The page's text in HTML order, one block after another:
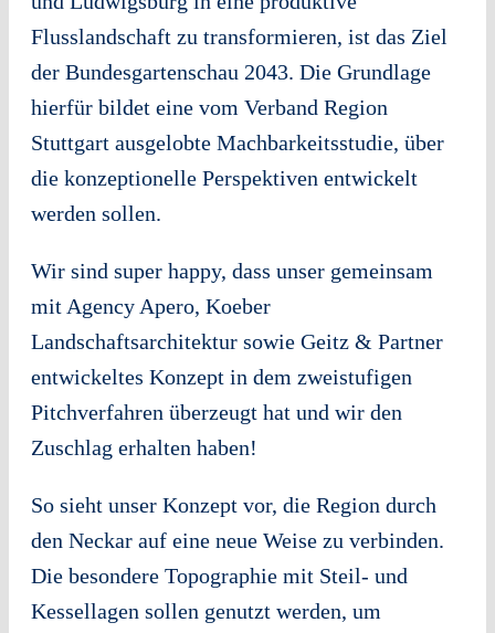
Flusslandschaft zu transformieren, ist das Ziel
der Bundesgartenschau 2043. Die Grundlage
hierfür bildet eine vom Verband Region
Stuttgart ausgelobte Machbarkeitsstudie, über
die konzeptionelle Perspektiven entwickelt
werden sollen.
Wir sind super happy, dass unser gemeinsam
mit Agency Apero, Koeber
Landschaftsarchitektur sowie Geitz & Partner
entwickeltes Konzept in dem zweistufigen
Pitchverfahren überzeugt hat und wir den
Zuschlag erhalten haben!
So sieht unser Konzept vor, die Region durch
den Neckar auf eine neue Weise zu verbinden.
Die besondere Topographie mit Steil- und
Kessellagen sollen genutzt werden, um